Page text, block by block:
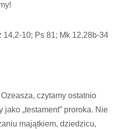
10; Ps 81; Mk 12,28b-34
czytamy ostatnio
jako „testament” proroka. Nie
majątkiem, dziedzicu,